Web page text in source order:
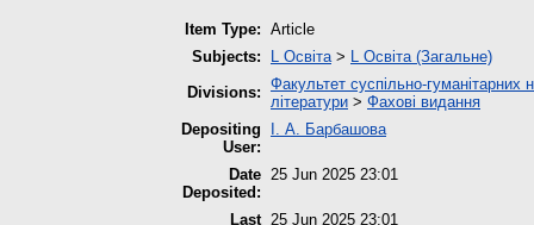
Item Type: Article
Subjects:
L Освіта> L Освіта (Загальне)
Divisions: Факультет суспільно-гуманітарних
літератури > Фахові видання
Depositing
User:
І. А. Барбашова
Date
Deposited:
25 Jun 2025 23:01
Last 25 Jun 2025 23:01